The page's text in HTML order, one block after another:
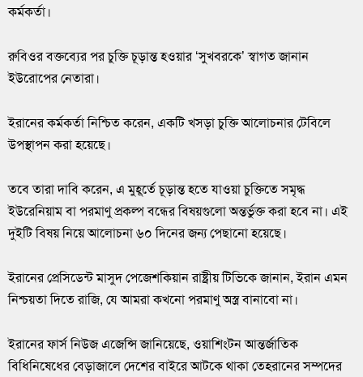
কর্মকর্তা।
রুবিওর বক্তব্যের পর চুক্তি চূড়ান্ত হওয়ার ‘সুখবরকে’ স্বাগত জানান
ইউরোপের নেতারা।
ইরানের কর্মকর্তা নিশ্চিত করেন, একটি খসড়া চুক্তি আলোচনার টেবিলে
উপস্থাপন করা হয়েছে।
তবে তারা দাবি করেন, এ মুহূর্তে চূড়ান্ত হতে যাওয়া চুক্তিতে সমৃদ্ধ
ইউরেনিয়াম বা পরমাণু প্রকল্প বন্ধের বিষয়গুলো অন্তর্ভুক্ত করা হবে না। এই
দুইটি বিষয় নিয়ে আলোচনা ৬০ দিনের জন্য পেছানো হয়েছে।
ইরানের প্রেসিডেন্ট মাসুদ পেজেশকিয়ান রাষ্ট্রীয় টিভিকে জানান, ইরান এমন
নিশ্চয়তা দিতে রাজি, যে আমরা কখনো পরমাণু অস্ত্র বানাবো না।
ইরানের ফার্স নিউজ এজেন্সি জানিয়েছে, ওয়াশিংটন আন্তর্জাতিক
বিধিনিষেধের বেড়াজালে দেশের বাইরে আটকে থাকা তেহরানের সম্পদের